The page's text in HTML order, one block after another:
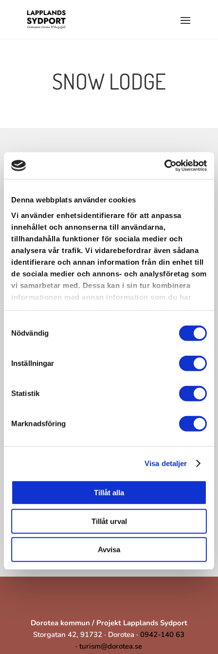
Denna webbplats använder cookies
Vi använder enhetsidentifierare för att anpassa
innehållet och annonserna till användarna,
tillhandahålla funktioner för sociala medier och
analysera vår trafik. Vi vidarebefordrar även sådana
identifierare och annan information från din enhet till
de sociala medier och annons- och analysföretag som
vi samarbetar med. Dessa kan i sin tur kombinera
informationen med annan information som du har
Nödvändig
Inställningar
Statistik
Marknadsföring
Visa detaljer
Tillåt alla
Tillåt urval
Avvisa
SNOW LODGE
SNOW LODGE
I anslutning till campingen i Borgafjäll ligger
denna pärla – Snow Lodge.
Här står elden och grillarna i centrum. Vi går
från grillen in i köket där varje måltid tillagas
från grunden. Allt med fokus på kvalitet och
närproducerade råvaror.
Upplev den perfekta blandningen av rustik
charm, modern elegans och närheten till
naturen. Välkommen till en minnesvärd flykt
från vardagen.
Mer information:
Snow Lodge – Borgaporten
Dorotea kommun / Projekt Lapplands Sydport
Storgatan 42, 91732 · Dorotea ·0942-140 63
·turism@dorotea.se